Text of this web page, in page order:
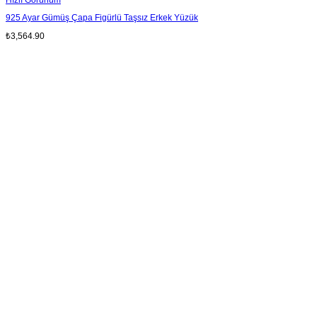
925 Ayar Gümüş Çapa Figürlü Taşsız Erkek Yüzük
₺3,564.90